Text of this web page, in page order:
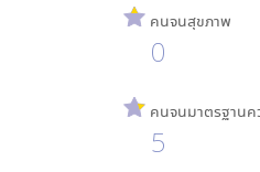
คนจนสุขภาพ
0
คนจนมาตรฐานค
5